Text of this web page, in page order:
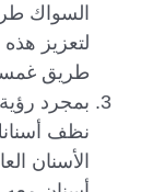
السواك
لتعزيز
طريق
بمجرد
نظف
الأسنان